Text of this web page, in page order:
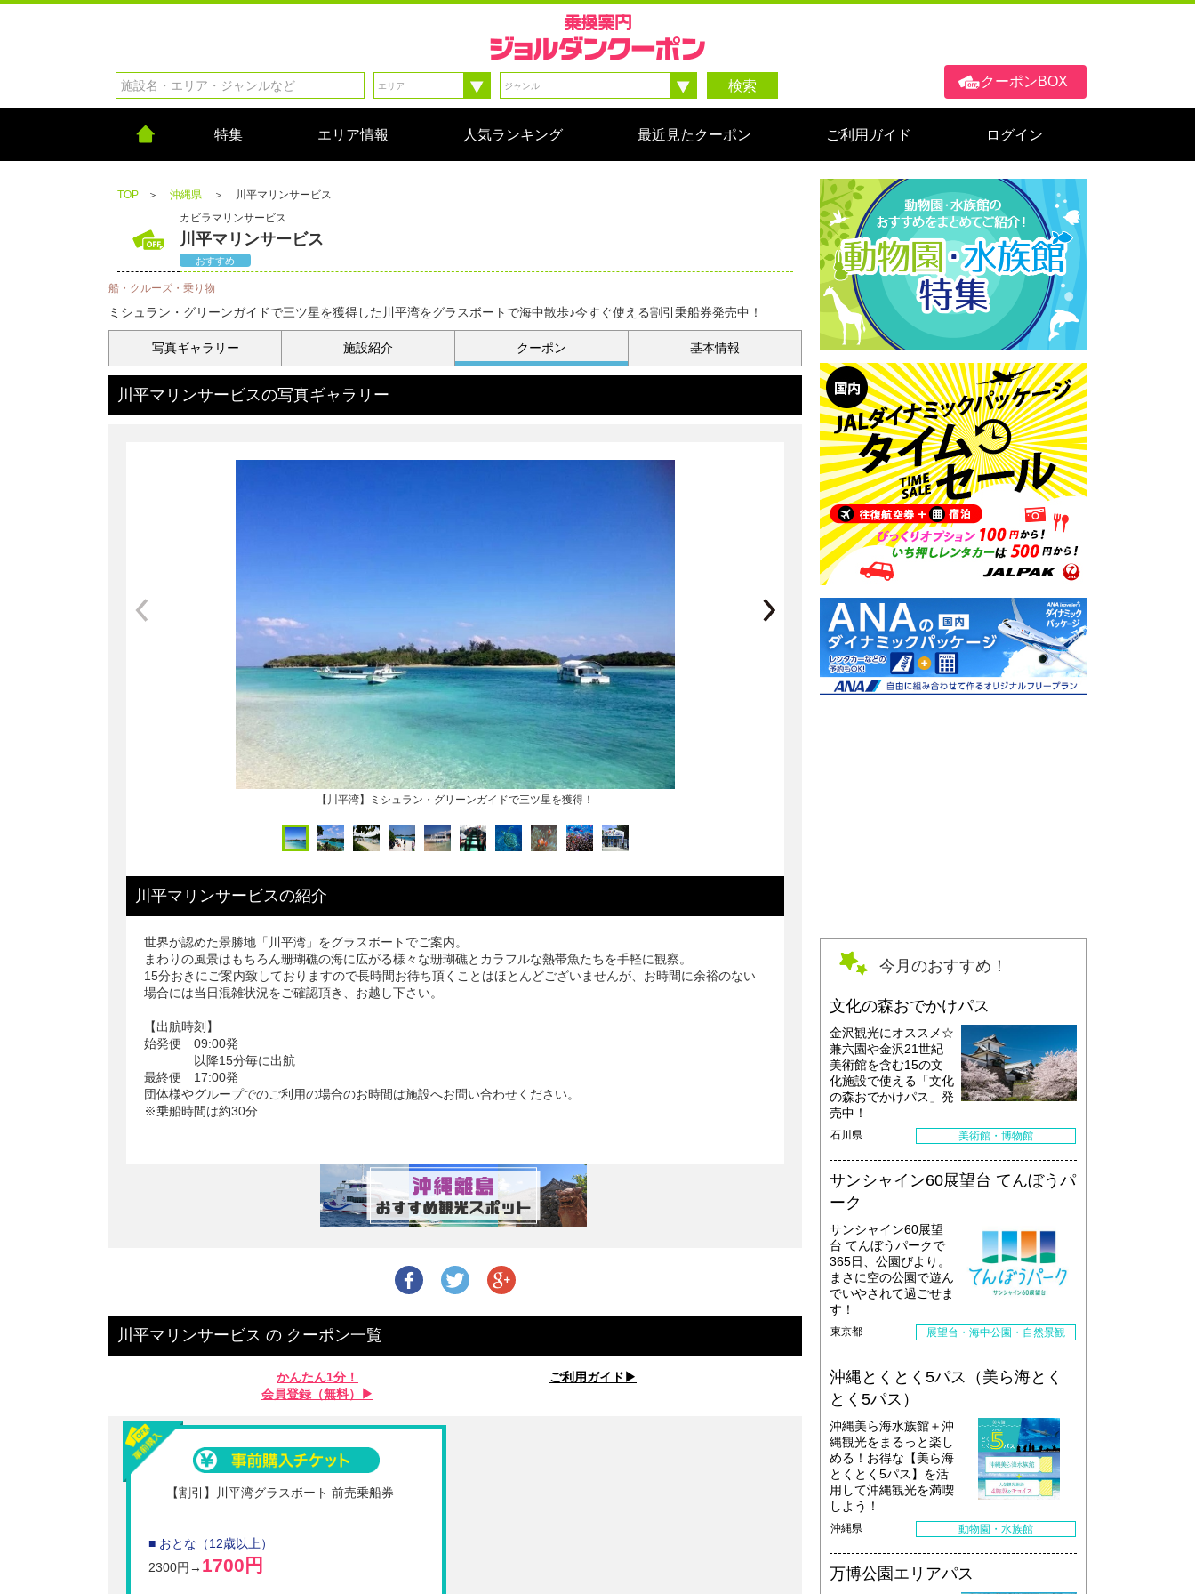
クーポンBOX
検索
特集 エリア情報 人気ランキング 最近見たクーポン ご利用ガイド ログイン
TOP ＞ 沖縄県 ＞
川平マリンサービス
カビラマリンサービス
川平マリンサービス
おすすめ
船・クルーズ・乗り物
ミシュラン・グリーンガイドで三ツ星を獲得した川平湾をグラスボートで海中散歩♪今すぐ使える割引乗船券発売中！
写真ギャラリー 施設紹介 クーポン 基本情報
川平マリンサービスの写真ギャラリー
川平マリンサービス
川平マリンサービスの紹介
世界が認めた景勝地「川平湾」をグラスボートでご案内。
まわりの風景はもちろん珊瑚礁の海に広がる様々な珊瑚礁とカラフルな熱帯魚たちを手軽に観察。
15分おきにご案内致しておりますので長時間お待ち頂くことはほとんどございませんが、お時間に余裕のない
場合には当日混雑状況をご確認頂き、お越し下さい。
【出航時刻】
始発便 09:00発
以降15分毎に出航
最終便 17:00発
団体様やグループでのご利用の場合のお時間は施設へお問い合わせください。
※乗船時間は約30分
川平マリンサービス の クーポン一覧
かんたん1分！
会員登録（無料）▶︎
ご利用ガイド▶︎
【割引】川平湾グラスボート 前売乗船券
■ おとな（12歳以上）
2300円→ 1700円
今月のおすすめ！
文化の森おでかけパス
金沢観光にオススメ☆
兼六園や金沢21世紀
美術館を含む15の文
化施設で使える「文化
の森おでかけパス」発
売中！
石川県 美術館・博物館
サンシャイン60展望台 てんぼうパ
ーク
サンシャイン60展望
台 てんぼうパークで
365日、公園びより。
まさに空の公園で遊ん
でいやされて過ごせま
す！
東京都 展望台・海中公園・自然景観
沖縄とくとく5パス（美ら海とく
とく5パス）
沖縄美ら海水族館＋沖
縄観光をまるっと楽し
める！お得な【美ら海
とくとく5パス】を活
用して沖縄観光を満喫
しよう！
沖縄県 動物園・水族館
万博公園エリアパス